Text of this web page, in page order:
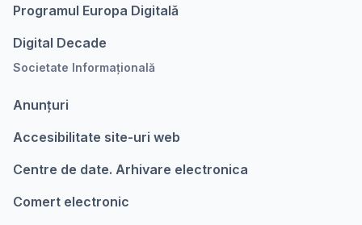
Programul Europa Digitalǎ
Digital Decade
Societate Informațională
Anunțuri
Accesibilitate site-uri web
Centre de date. Arhivare electronica
Comert electronic